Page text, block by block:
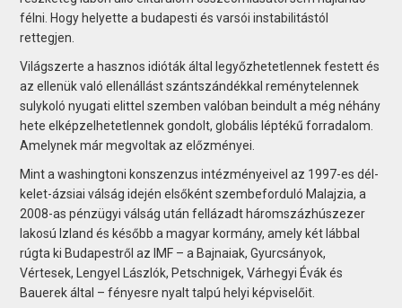
félni. Hogy helyette a budapesti és varsói instabilitástól
rettegjen.
Világszerte a hasznos idióták által legyőzhetetlennek festett és
az ellenük való ellenállást szántszándékkal reménytelennek
sulykoló nyugati elittel szemben valóban beindult a még néhány
hete elképzelhetetlennek gondolt, globális léptékű forradalom.
Amelynek már megvoltak az előzményei.
Mint a washingtoni konszenzus intézményeivel az 1997-es dél-
kelet-ázsiai válság idején elsőként szembeforduló Malajzia, a
2008-as pénzügyi válság után fellázadt háromszázhúszezer
lakosú Izland és később a magyar kormány, amely két lábbal
rúgta ki Budapestről az IMF – a Bajnaiak, Gyurcsányok,
Vértesek, Lengyel Lászlók, Petschnigek, Várhegyi Évák és
Bauerek által – fényesre nyalt talpú helyi képviselőit.